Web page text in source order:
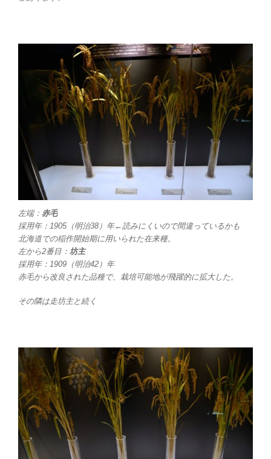
左端： 赤毛
採用年：1905（明治38）年←読みにくいので間違っているかも
北海道での稲作開始期に用いられた在来種。
左から2番目： 坊主
採用年：1909（明治42）年
赤毛から改良された品種で、栽培可能地が飛躍的に拡大した。
その隣は走坊主と続く